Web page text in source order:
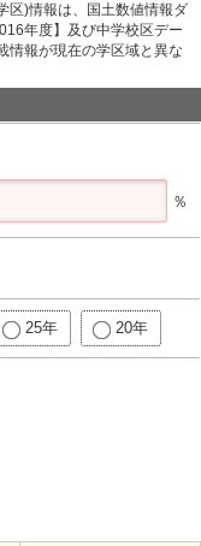
区)情報は、国土数値情報ダ
年度】及び中学校区デー
情報が現在の学区域と異な
％
25年 20年